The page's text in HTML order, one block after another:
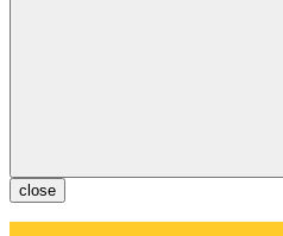
close